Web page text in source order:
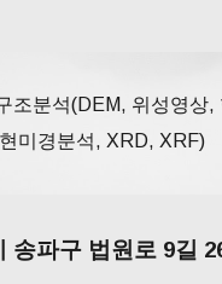
조분석(DEM, 위성영상,
미경분석, XRD, XRF)
송파구 법원로 9길